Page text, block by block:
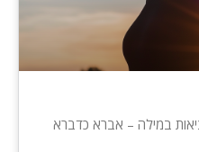
במילה – אברא כדברא